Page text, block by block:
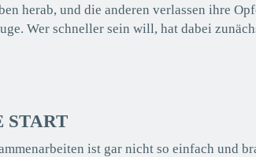
herab, und die anderen verlassen ihre
Wer schneller sein will, hat dabei
START
ist gar nicht so einfach und